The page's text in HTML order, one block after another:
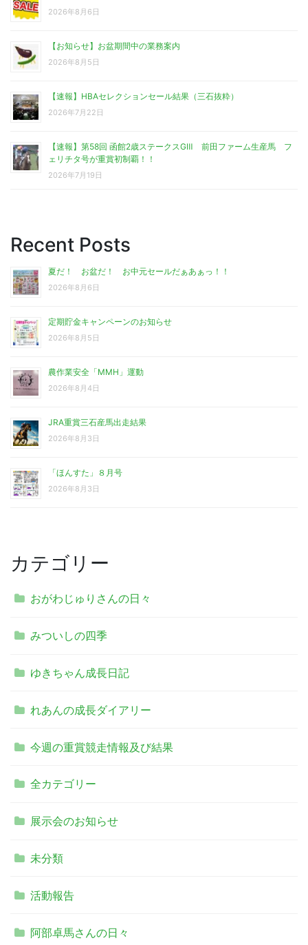
2026年8月6日
【お知らせ】お盆期間中の業務案内
2026年8月5日
【速報】HBAセレクションセール結果（三石抜粋）
2026年7月22日
【速報】第58回 函館2歳ステークスGⅢ 前田ファーム生産馬 フ
ェリチタ号が重賞初制覇！！
2026年7月19日
Recent Posts
夏だ！ お盆だ！ お中元セールだぁあぁっ！！
2026年8月6日
定期貯金キャンペーンのお知らせ
2026年8月5日
農作業安全「MMH」運動
2026年8月4日
JRA重賞三石産馬出走結果
2026年8月3日
「ほんすた」８月号
2026年8月3日
カテゴリー
おがわじゅりさんの日々
みついしの四季
ゆきちゃん成長日記
れあんの成長ダイアリー
今週の重賞競走情報及び結果
全カテゴリー
展示会のお知らせ
未分類
活動報告
阿部卓馬さんの日々